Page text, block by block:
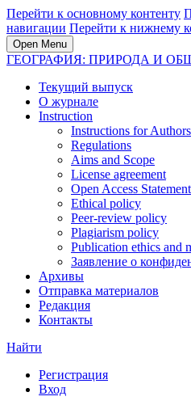
Перейти к основному контенту
навигации Перейти к нижнему
Open Menu
ГЕОГРАФИЯ: ПРИРОДА И
Текущий выпуск
О журнале
Instruction
Instructions for Authors
Regulations
Aims and Scope
License agreement
Open Access Statement
Ethical policy
Peer-review policy
Plagiarism policy
Publication ethics and
Заявление о
Архивы
Отправка материалов
Редакция
Контакты
Найти
Регистрация
Вход